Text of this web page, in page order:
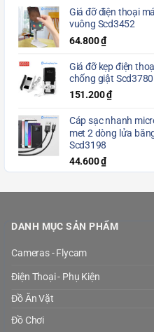
Giá đỡ điện thoại
vuông Scd3452
64.800₫
Giá đỡ kẹp điện
chống giật Scd3780
151.200₫
Cáp sạc nhanh
met 2 dòng lửa
Scd3198
44.600₫
DANH MỤC SẢN PHẨM
Cameras - Flycam
Điện Thoại - Phụ Kiện
Đồ Ăn Vặt
Đồ Chơi